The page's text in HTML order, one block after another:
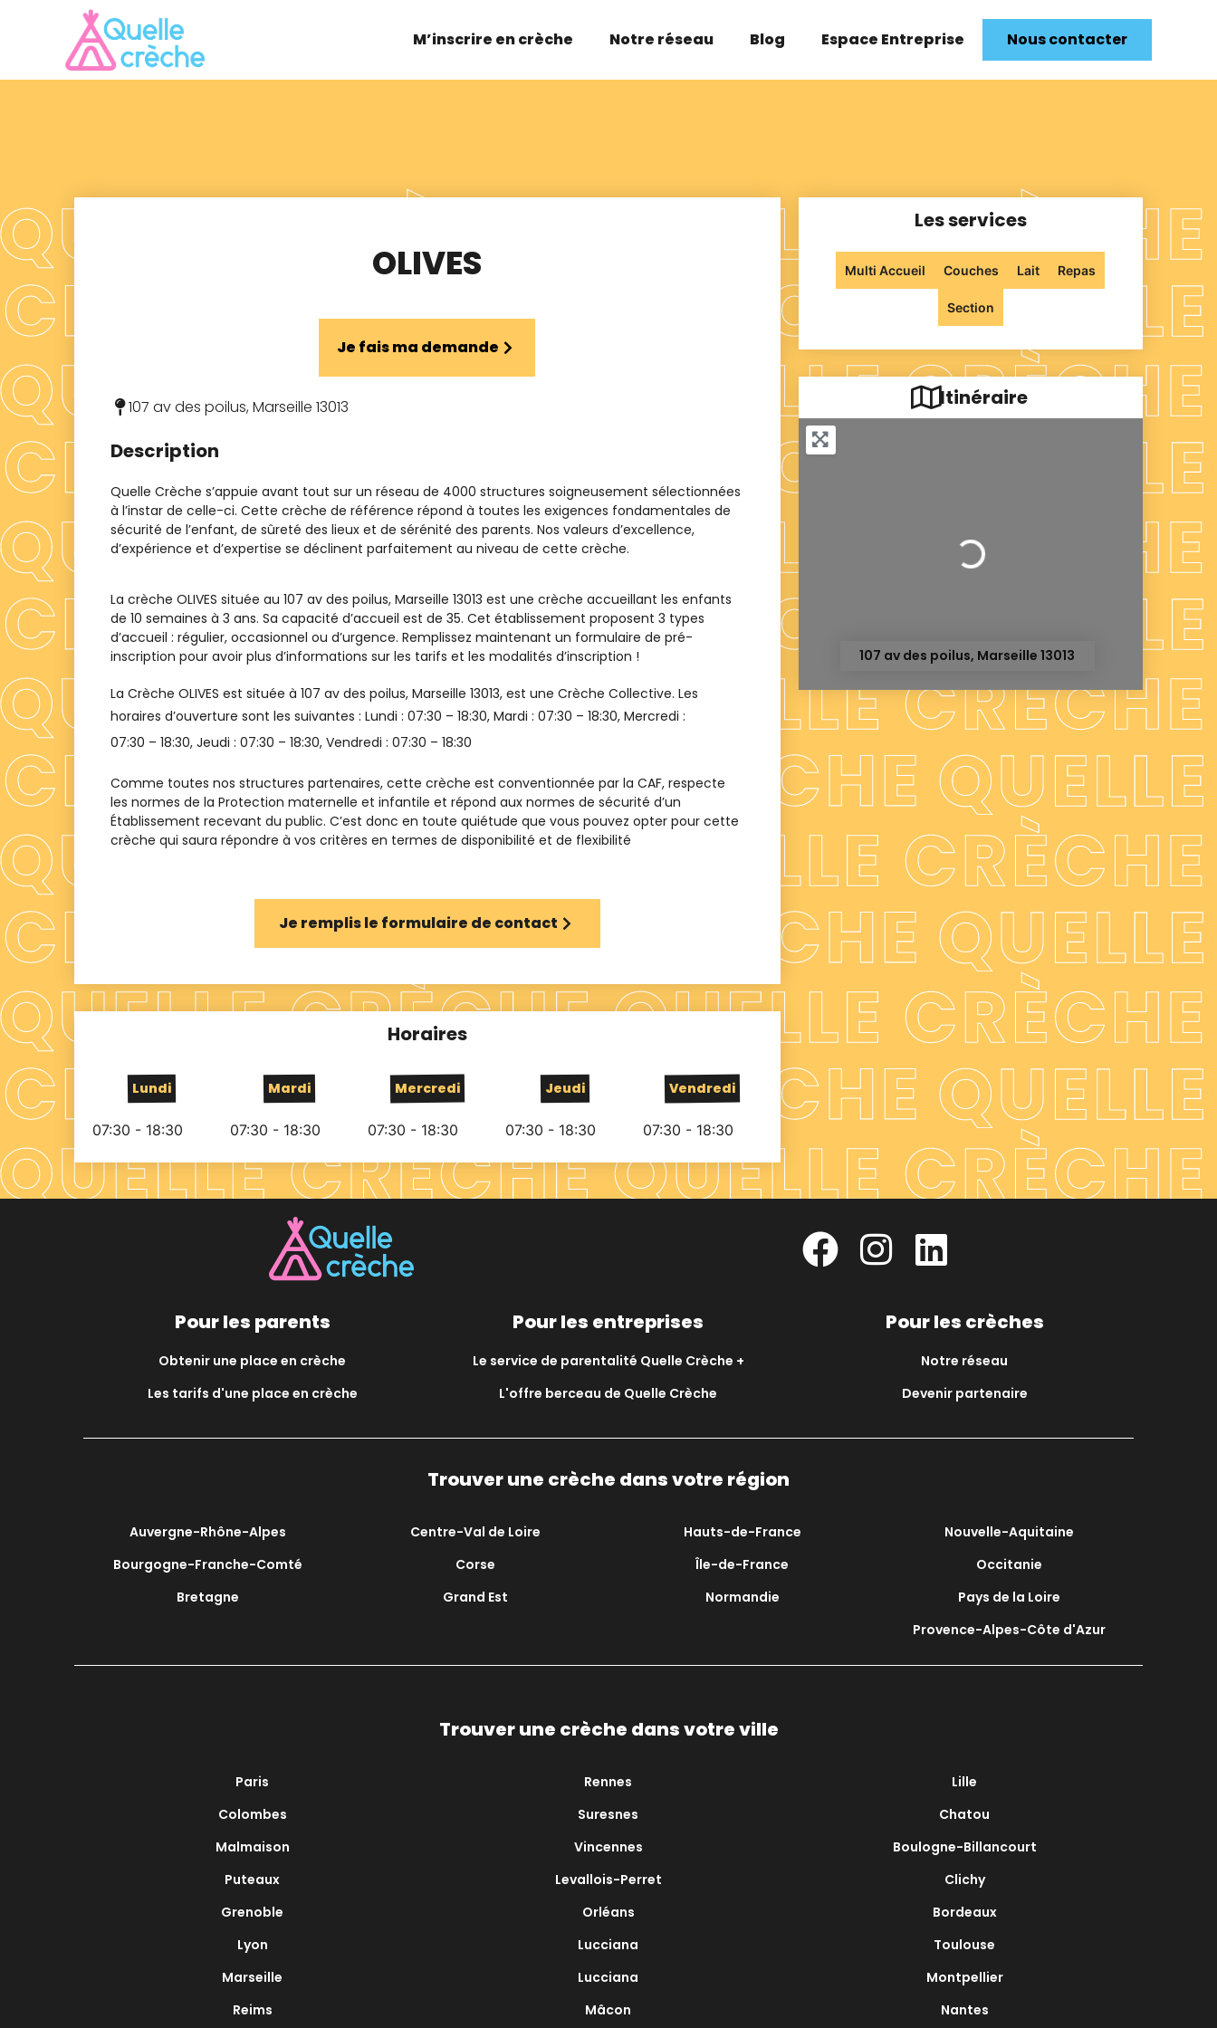
M’inscrire en crèche Notre réseau Blog Espace Entreprise Nous contacter
OLIVES
Je fais ma demande
107 av des poilus, Marseille 13013
Description
Quelle Crèche s’appuie avant tout sur un réseau de 4000 structures soigneusement sélectionnées
à l’instar de celle-ci. Cette crèche de référence répond à toutes les exigences fondamentales de
sécurité de l’enfant, de sûreté des lieux et de sérénité des parents. Nos valeurs d’excellence,
d’expérience et d’expertise se déclinent parfaitement au niveau de cette crèche.
La crèche OLIVES située au 107 av des poilus, Marseille 13013 est une crèche accueillant les enfants
de 10 semaines à 3 ans. Sa capacité d’accueil est de 35. Cet établissement proposent 3 types
d’accueil : régulier, occasionnel ou d’urgence. Remplissez maintenant un formulaire de pré-
inscription pour avoir plus d’informations sur les tarifs et les modalités d’inscription !
La Crèche OLIVES est située à 107 av des poilus, Marseille 13013, est une Crèche Collective. Les
horaires d’ouverture sont les suivantes : Lundi : 07:30 – 18:30, Mardi : 07:30 – 18:30, Mercredi :
07:30 – 18:30, Jeudi : 07:30 – 18:30, Vendredi : 07:30 – 18:30
Comme toutes nos structures partenaires, cette crèche est conventionnée par la CAF, respecte
les normes de la Protection maternelle et infantile et répond aux normes de sécurité d’un
Établissement recevant du public. C’est donc en toute quiétude que vous pouvez opter pour cette
crèche qui saura répondre à vos critères en termes de disponibilité et de flexibilité
Je remplis le formulaire de contact
Horaires
Lundi
07:30 - 18:30
Mardi
07:30 - 18:30
Mercredi
07:30 - 18:30
Jeudi
07:30 - 18:30
Vendredi
07:30 - 18:30
Les services
Multi Accueil Couches Lait Repas
Section
Itinéraire
Chargement...
107 av des poilus, Marseille 13013
Pour les parents
Obtenir une place en crèche
Les tarifs d'une place en crèche
Pour les entreprises
Le service de parentalité Quelle Crèche +
L'offre berceau de Quelle Crèche
Pour les crèches
Notre réseau
Devenir partenaire
Trouver une crèche dans votre région
Auvergne-Rhône-Alpes
Bourgogne-Franche-Comté
Bretagne
Centre-Val de Loire
Corse
Grand Est
Hauts-de-France
Île-de-France
Normandie
Nouvelle-Aquitaine
Occitanie
Pays de la Loire
Provence-Alpes-Côte d'Azur
Trouver une crèche dans votre ville
Paris
Colombes
Malmaison
Puteaux
Grenoble
Lyon
Marseille
Reims
Rennes
Suresnes
Vincennes
Levallois-Perret
Orléans
Lucciana
Lucciana
Mâcon
Lille
Chatou
Boulogne-Billancourt
Clichy
Bordeaux
Toulouse
Montpellier
Nantes